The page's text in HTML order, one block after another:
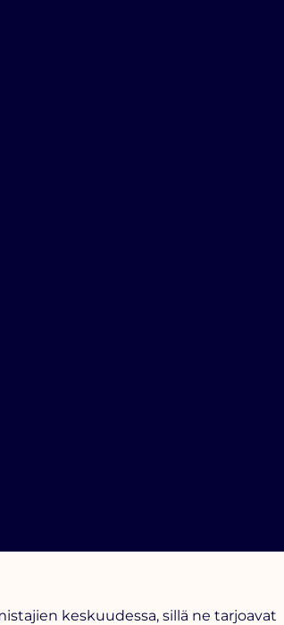
keskuudessa, sillä ne tarjoavat